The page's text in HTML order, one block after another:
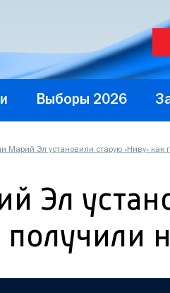
Выборы 2026
Марий Эл установили старую «Ниву»
Эл
получили